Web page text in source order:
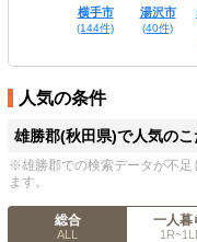
横手市
(144件)
湯沢市
(40件)
人気の条件
雄勝郡(秋田県)で人気の
※雄勝郡での検索データが不足
ます。
総合
ALL
一人暮